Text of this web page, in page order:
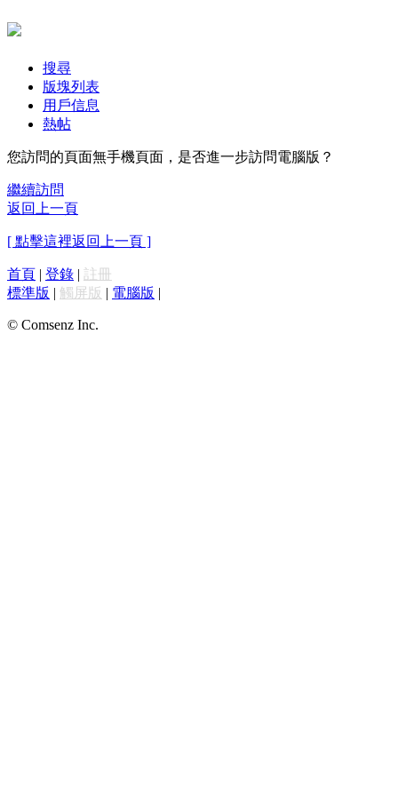
搜尋
版塊列表
用戶信息
熱帖
您訪問的頁面無手機頁面，是否進一步訪問電腦版？
繼續訪問
返回上一頁
[ 點擊這裡返回上一頁 ]
首頁 | 登錄 | 註冊
標準版 | 觸屏版 | 電腦版 |
© Comsenz Inc.